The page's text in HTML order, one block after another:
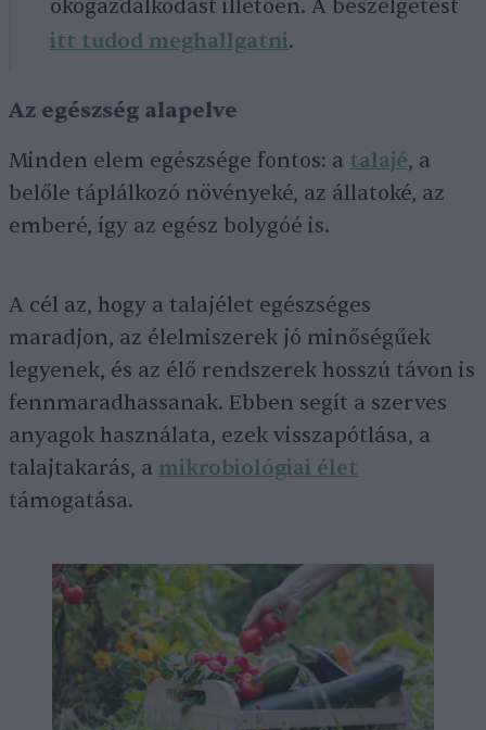
ökogazdálkodást illetően. A beszélgetést
itt tudod meghallgatni.
Az egészség alapelve
Minden elem egészsége fontos: a talajé, a
belőle táplálkozó növényeké, az állatoké, az
emberé, így az egész bolygóé is.
A cél az, hogy a talajélet egészséges
maradjon, az élelmiszerek jó minőségűek
legyenek, és az élő rendszerek hosszú távon is
fennmaradhassanak. Ebben segít a szerves
anyagok használata, ezek visszapótlása, a
talajtakarás, a mikrobiológiai élet
támogatása.